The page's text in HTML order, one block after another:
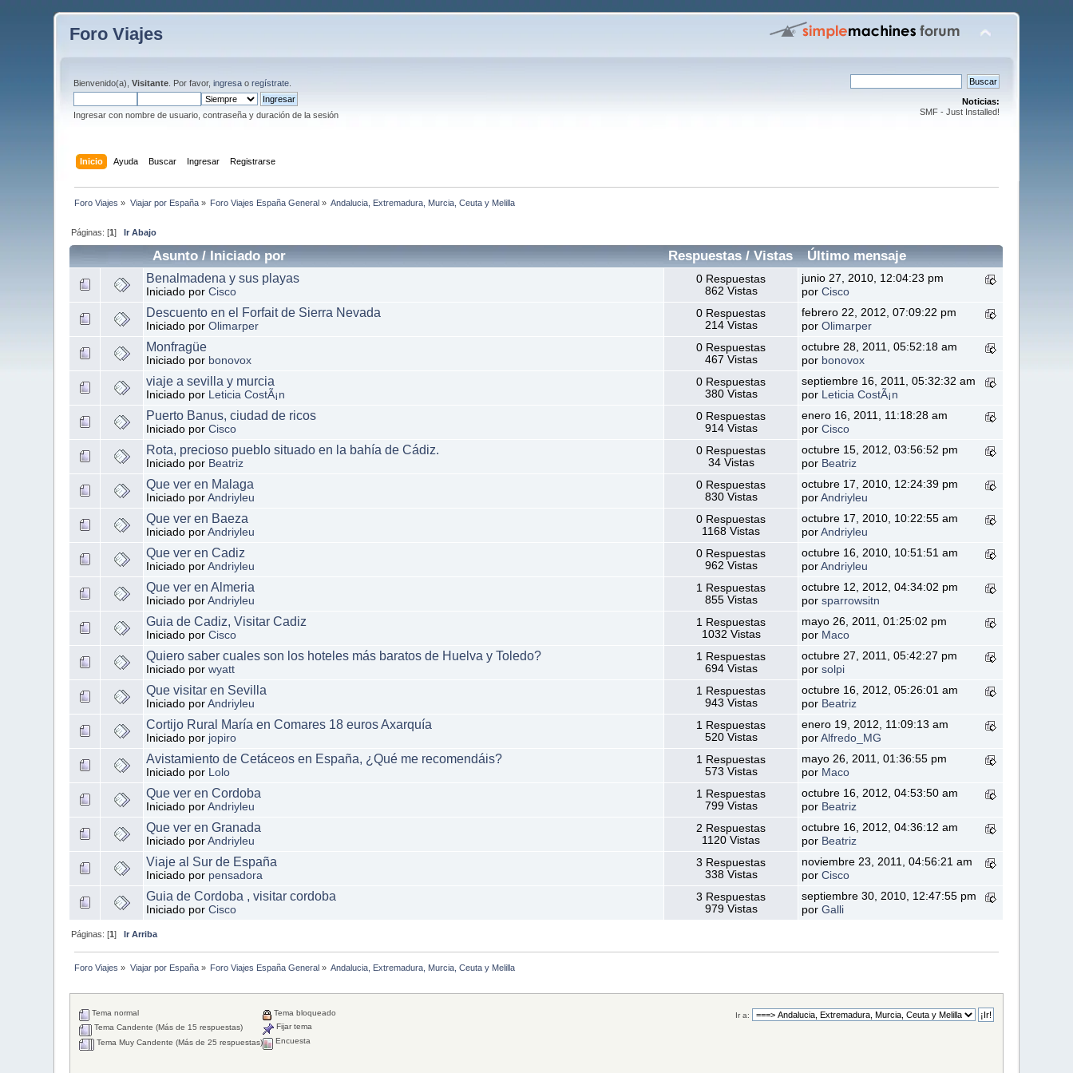
Foro Viajes
Bienvenido(a),Visitante . Por favor,ingresa oregístrate
Ingresar con nombre de usuario, contraseña y duración de la sesión
Noticias:
SMF - Just Installed!
Inicio Ayuda Buscar Ingresar Registrarse
Foro Viajes » Viajar por España» Foro Viajes España General » Andalucia, Extremadura, Murcia, Ceuta y Melilla
Páginas: [1]Ir Abajo
Asunto/Iniciado por Respuestas /Vistas Último mensaje
Benalmadena y sus playas
Iniciado porCisco
0 Respuestas
862 Vistas
junio 27, 2010, 12:04:23 pm
porCisco
Descuento en el Forfait de Sierra Nevada
Iniciado porOlimarper
0 Respuestas
214 Vistas
febrero 22, 2012, 07:09:22 pm
porOlimarper
Monfragüe
Iniciado por bonovox
0 Respuestas
467 Vistas
octubre 28, 2011, 05:52:18 am
por bonovox
viaje a sevilla y murcia
Iniciado por Leticia CostÃ¡n
0 Respuestas
380 Vistas
septiembre 16, 2011, 05:32:32 am
por
Leticia CostÃ¡n
Puerto Banus, ciudad de ricos
Iniciado porCisco
0 Respuestas
914 Vistas
enero 16, 2011, 11:18:28 am
porCisco
Rota, precioso pueblo situado en la bahía de Cádiz.
Iniciado por Beatriz
0 Respuestas
34 Vistas
octubre 15, 2012, 03:56:52 pm
por Beatriz
Que ver en Malaga
Iniciado porAndriyleu
0 Respuestas
830 Vistas
octubre 17, 2010, 12:24:39 pm
porAndriyleu
Que ver en Baeza
Iniciado porAndriyleu
0 Respuestas
1168 Vistas
octubre 17, 2010, 10:22:55 am
porAndriyleu
Que ver en Cadiz
Iniciado porAndriyleu
0 Respuestas
962 Vistas
octubre 16, 2010, 10:51:51 am
porAndriyleu
Que ver en Almeria
Iniciado porAndriyleu
1 Respuestas
855 Vistas
octubre 12, 2012, 04:34:02 pm
porsparrowsitn
Guia de Cadiz, Visitar Cadiz
Iniciado porCisco
1 Respuestas
1032 Vistas
mayo 26, 2011, 01:25:02 pm
por Maco
Quiero saber cuales son los hoteles más baratos de Huelva y Toledo?
Iniciado porwyatt
1 Respuestas
694 Vistas
octubre 27, 2011, 05:42:27 pm
porsolpi
Que visitar en Sevilla
Iniciado porAndriyleu
1 Respuestas
943 Vistas
octubre 16, 2012, 05:26:01 am
por Beatriz
Cortijo Rural María en Comares 18 euros Axarquía
Iniciado por jopiro
1 Respuestas
520 Vistas
enero 19, 2012, 11:09:13 am
porAlfredo_MG
Avistamiento de Cetáceos en España, ¿Qué me recomendáis?
Iniciado por Lolo
1 Respuestas
573 Vistas
mayo 26, 2011, 01:36:55 pm
por Maco
Que ver en Cordoba
Iniciado porAndriyleu
1 Respuestas
799 Vistas
octubre 16, 2012, 04:53:50 am
por Beatriz
Que ver en Granada
Iniciado porAndriyleu
2 Respuestas
1120 Vistas
octubre 16, 2012, 04:36:12 am
por Beatriz
Viaje al Sur de España
Iniciado por pensadora
3 Respuestas
338 Vistas
noviembre 23, 2011, 04:56:21 am
porCisco
Guia de Cordoba , visitar cordoba
Iniciado porCisco
3 Respuestas
979 Vistas
septiembre 30, 2010, 12:47:55 pm
porGalli
Páginas: [1]Ir Arriba
Foro Viajes » Viajar por España» Foro Viajes España General » Andalucia, Extremadura, Murcia, Ceuta y Melilla
Ir a:
Tema normal
Tema Candente (Más de 15 respuestas)
Tema Muy Candente (Más de 25 respuestas)
Tema bloqueado
Fijar tema
Encuesta